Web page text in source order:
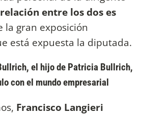
entre los dos es
la gran exposición
está expuesta la diputada.
el hijo de Patricia Bullrich,
con el mundo empresarial
Francisco Langieri